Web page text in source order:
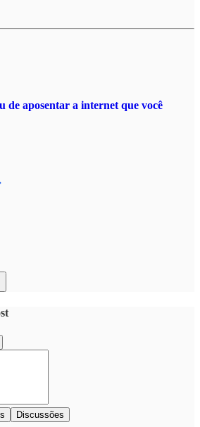
de aposentar a internet que você
Discussões